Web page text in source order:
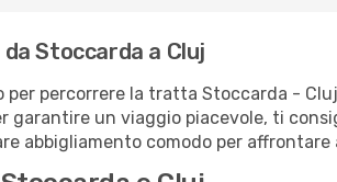
Stoccarda a Cluj
per percorrere la tratta Stoccarda -
garantire un viaggio piacevole, ti
abbigliamento comodo per